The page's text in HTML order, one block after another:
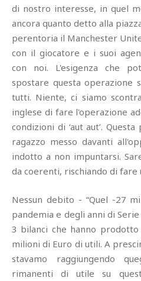
di nostro interesse, in quel
ancora quanto detto alla
perentoria il Manchester
con il giocatore e i suoi
con noi. L'esigenza che
spostare questa operazione
tutti. Niente, ci siamo
inglese di fare l'operazione
condizioni di ‘aut aut’.
ragazzo messo davanti
indotto a non impuntarsi.
da coerenti, rischiando di fare
Nessun debito - “Quel -27
pandemia e degli anni di
3 bilanci che hanno
milioni di Euro di utili. A
stavamo raggiungendo
rimanenti di utile su